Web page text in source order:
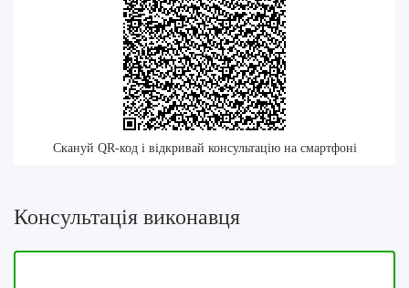
Скануй QR-код і відкривай консультацію на смартфоні
Консультація виконавця